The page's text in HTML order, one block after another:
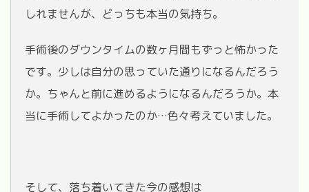
しれませんが、どっちも本当の気持ち。
手術後のダウンタイムの数ヶ月間もずっと怖かった
です。少しは自分の思っていた通りになるんだろう
か。ちゃんと前に進めるようになるんだろうか。本
当に手術してよかったのか…色々考えていました。
そして、落ち着いてきた今の感想は